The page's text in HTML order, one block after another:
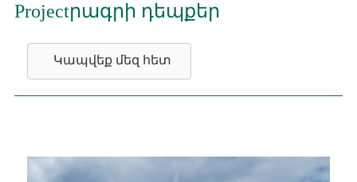
Projectրագրի դեպքեր
Կապվեք մեզ հետ